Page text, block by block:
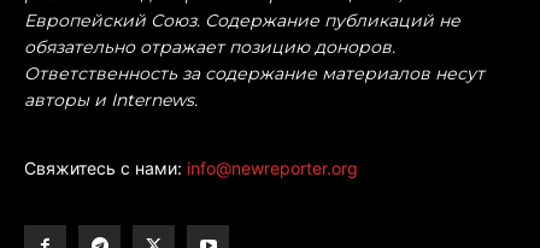
Европейский Союз. Содержание публикаций не
обязательно отражает позицию доноров.
Ответственность за содержание материалов несут
авторы и Internews.
Свяжитесь с нами: info@newreporter.org